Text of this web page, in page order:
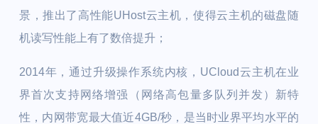
景，推出了高性能UHost云主机，使得云主机的磁盘随
机读写性能上有了数倍提升；
2014年，通过升级操作系统内核，UCloud云主机在业
界首次支持网络增强（网络高包量多队列并发）新特
性，内网带宽最大值近4GB/秒，是当时业界平均水平的